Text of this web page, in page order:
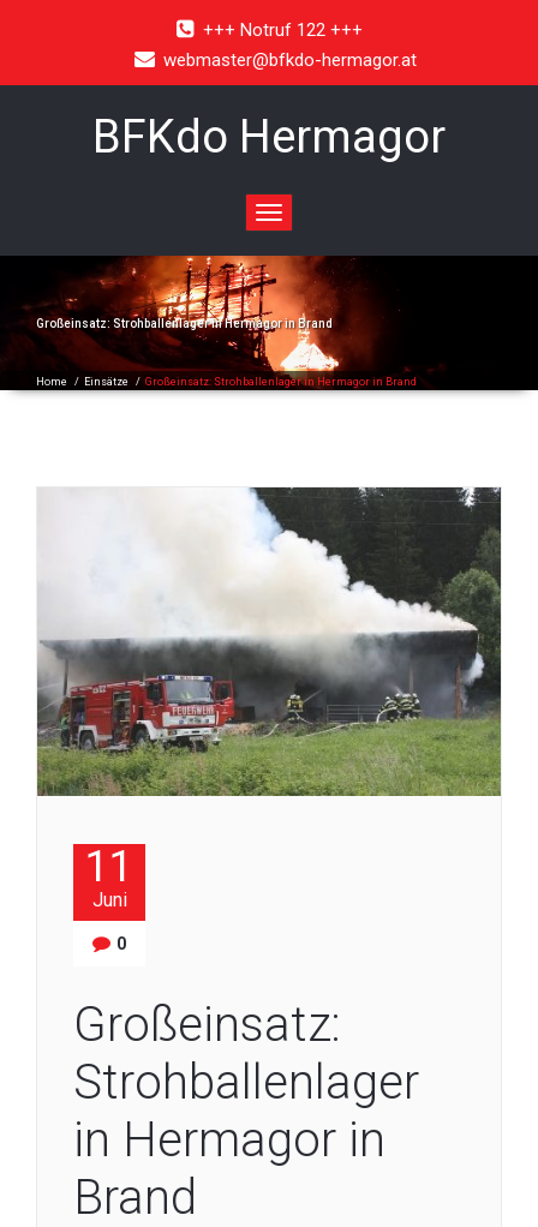
+++ Notruf 122 +++
webmaster@bfkdo-hermagor.at
BFKdo Hermagor
Toggle
navigation
Großeinsatz: Strohballenlager in Hermagor in Brand
Home / Einsätze / Großeinsatz: Strohballenlager in Hermagor in Brand
11
Juni
0
Großeinsatz:
Strohballenlager
in Hermagor in
Brand